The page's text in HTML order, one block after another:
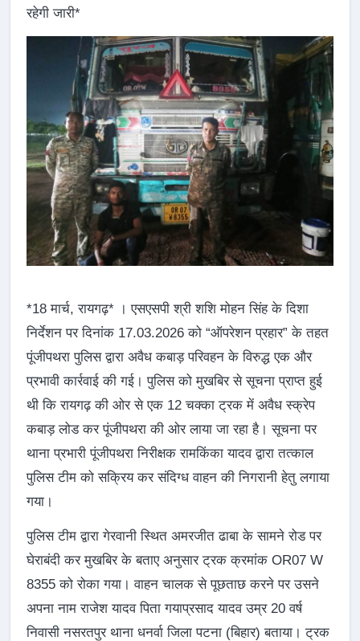
रहेगी जारी*
*18 मार्च, रायगढ़* । एसएसपी श्री शशि मोहन सिंह के दिशा
निर्देशन पर दिनांक 17.03.2026 को “ऑपरेशन प्रहार” के तहत
पूंजीपथरा पुलिस द्वारा अवैध कबाड़ परिवहन के विरुद्ध एक और
प्रभावी कार्रवाई की गई। पुलिस को मुखबिर से सूचना प्राप्त हुई
थी कि रायगढ़ की ओर से एक 12 चक्का ट्रक में अवैध स्क्रेप
कबाड़ लोड कर पूंजीपथरा की ओर लाया जा रहा है। सूचना पर
थाना प्रभारी पूंजीपथरा निरीक्षक रामकिंका यादव द्वारा तत्काल
पुलिस टीम को सक्रिय कर संदिग्ध वाहन की निगरानी हेतु लगाया
गया।
पुलिस टीम द्वारा गेरवानी स्थित अमरजीत ढाबा के सामने रोड पर
घेराबंदी कर मुखबिर के बताए अनुसार ट्रक क्रमांक OR07 W
8355 को रोका गया। वाहन चालक से पूछताछ करने पर उसने
अपना नाम राजेश यादव पिता गयाप्रसाद यादव उम्र 20 वर्ष
निवासी नसरतपुर थाना धनर्वा जिला पटना (बिहार) बताया। ट्रक